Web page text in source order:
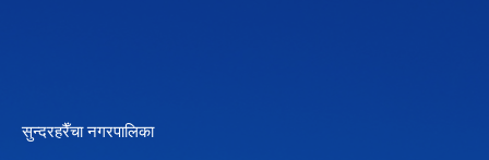
सुन्दरहरैँचा नगरपालिका